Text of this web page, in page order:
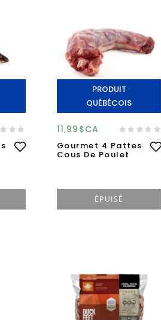
PRODUIT
QUÉBÉCOIS
11,99$CA
Gourmet 4 Pattes
Cous De Poulet
ÉPUISÉ